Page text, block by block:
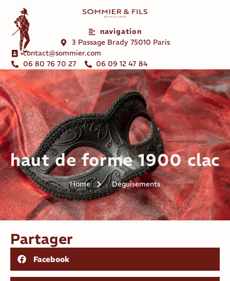
navigation
3 Passage Brady 75010 Paris
contact@sommier.com
06 80 76 70 27
06 09 12 47 84
haut de forme 1900 clac
Home Déguisements
Partager
Facebook